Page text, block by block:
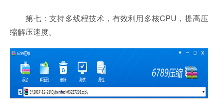
第七：支持多线程技术，有效利用多核CPU，提高压
缩解压速度。